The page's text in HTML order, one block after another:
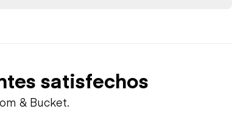
satisfechos
& Bucket.